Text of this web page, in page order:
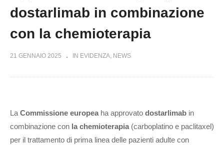
dostarlimab in combinazione
con la chemioterapia
21 GENNAIO 2025 IN EVIDENZA NEWS
La Commissione europea ha approvato dostarlimab in
combinazione con la chemioterapia (carboplatino e paclitaxel)
per il trattamento di prima linea delle pazienti adulte con